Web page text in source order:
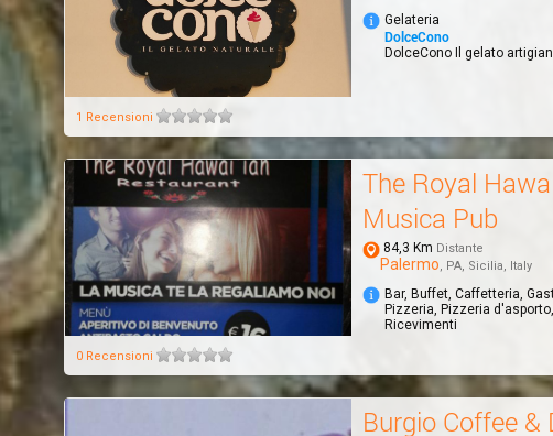
Gelateria
DolceCono
DolceCono Il gelato
1 Recensioni
The Royal
Musica Pub
84,3 Km Distante
Palermo, PA, Sicilia, Italy
Bar, Buffet, Caffetteria,
Pizzeria, Pizzeria
Ricevimenti
Ristorante, Pizzeria,
0 Recensioni
Burgio Coffee &